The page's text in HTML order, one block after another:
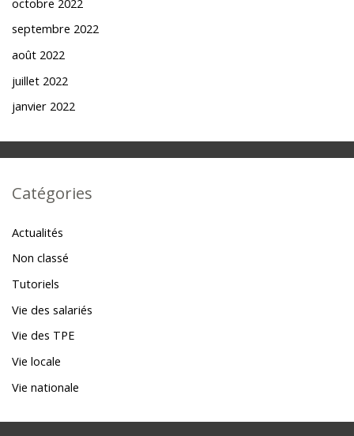
septembre 2022
août 2022
juillet 2022
janvier 2022
Catégories
Actualités
Non classé
Tutoriels
Vie des salariés
Vie des TPE
Vie locale
Vie nationale